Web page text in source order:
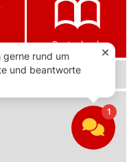
Gartenbuch